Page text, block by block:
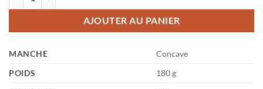
AJOUTER AU PANIER
MANCHE
Concave
POIDS
180 g